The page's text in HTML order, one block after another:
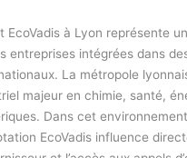
EcoVadis à Lyon représente
entreprises intégrées dans
La métropole
majeur en chimie, santé,
Dans cet
EcoVadis influence